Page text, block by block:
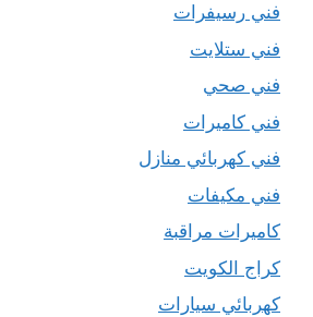
فني رسيفرات
فني ستلايت
فني صحي
فني كاميرات
فني كهربائي منازل
فني مكيفات
كاميرات مراقبة
كراج الكويت
كهربائي سيارات